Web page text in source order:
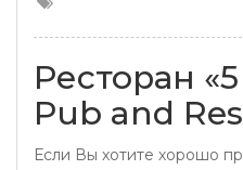
Ресторан
Pub and
Если Вы хотите хорошо